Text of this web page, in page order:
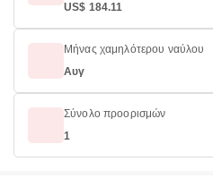
US$ 184.11
Μήνας χαμηλότερου ναύλου
Αυγ
Σύνολο προορισμών
1